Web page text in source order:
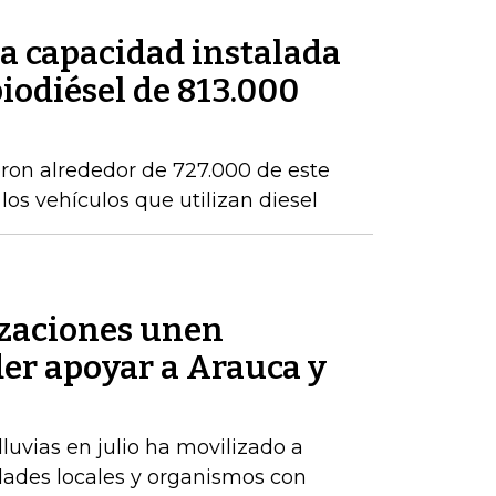
capacidad instalada
de 813.000
alrededor de 727.000 de este
vehículos que utilizan diesel
unen
apoyar a Arauca y
en julio ha movilizado a
locales y organismos con